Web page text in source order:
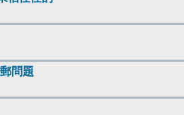
問題